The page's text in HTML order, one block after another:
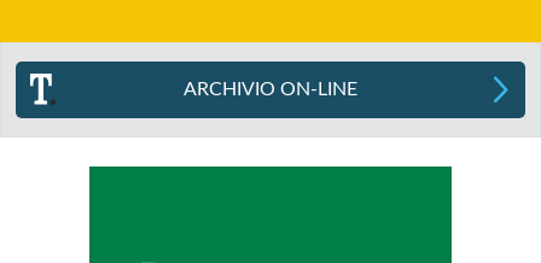
ARCHIVIO ON-LINE